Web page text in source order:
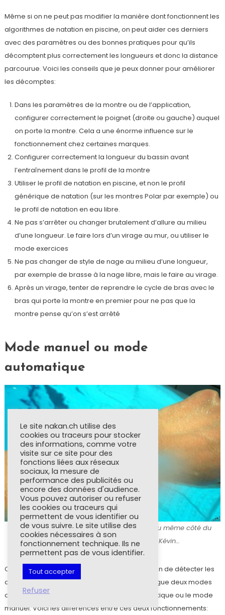
Même si on ne peut pas modifier la manière dont fonctionnent les
algorithmes de natation en piscine, on peut aider ces derniers
avec des paramètres ou des bonnes pratiques pour qu’ils
décomptent plus correctement les longueurs et donc la distance
parcourue. Voici les conseils que je peux donner pour améliorer
les décomptes:
Dans les paramètres de la montre ou de l’application,
configurer correctement le poignet (droite ou gauche) auquel
on porte la montre. Cela a une énorme influence sur le
fonctionnement chez certaines marques.
Configurer correctement la longueur du bassin avant
l’entraînement dans le profil de la montre
Utiliser le profil de natation en piscine, et non le profil
générique de natation (sur les montres Polar par exemple) ou
le profil de natation en eau libre.
Ne pas s’arrêter ou changer brutalement d’allure au milieu
d’une longueur. Le faire lors d’un virage au mur, ou utiliser le
mode exercices
Ne pas changer de style de nage au milieu d’une longueur,
par exemple de brasse à la nage libre, mais le faire au virage.
Après un virage, tenter de reprendre le cycle de bras avec le
bras qui porte la montre en premier pour ne pas que la
montre pense qu’on s’est arrêté
Mode manuel ou mode
automatique
1825 mètres alors que je m’arrête toujours du même côté du
bassin? Les calculs sont pas bons Kévin…
Chaque marque propose aussi sa propre façon de détecter les
arrêts au mur, et les phases de nage. On distingue deux modes
dans les montres du marché: le mode automatique ou le mode
manuel. Voici les différences entre ces deux fonctionnements:
Le site nakan.ch utilise des
cookies ou traceurs pour stocker
des informations, comme votre
visite sur ce site pour des
fonctions liées aux réseaux
sociaux, la mesure de
performance des publicités ou
encore des données d'audience.
Vous pouvez autoriser ou refuser
les cookies ou traceurs qui
permettent de vous identifier ou
de vous suivre. Le site utilise des
cookies nécessaires à son
fonctionnement technique. Ils ne
permettent pas de vous identifier.
Tout accepter
Refuser